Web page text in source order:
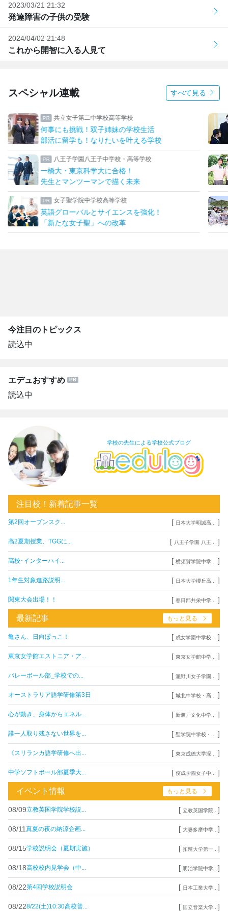
2023/03/21 21:32
発達障害の子供の受験
2024/04/02 21:48
これから開智に入る人見て
スペシャル連載 すべて見る
共立女子第二中学校高等学校
何事にも挑戦！双子姉妹の学校生活
部活に留学も！なりたいを叶える学校
八王子学園八王子中学校・高等学校
一橋大・東京科学大に合格！
先生とマンツーマンで描く未来
女子聖学院中学校高等学校
英語グローバルとサイエンスを強化！
「新たな女子聖」への改革
今注目のトピックス
読込中
エデュおすすめ
読込中
学校の先生による学校公式ブログ
注目校！新着記事一覧
第2回オープンスク... [ 日本大学明誠高... ]
高2夏期授業、TGGに... [ 八王子学園 八王... ]
高校･インターハイ... [ 横須賀学院中学... ]
1年生対象進路説明... [ 日本大学櫻丘高... ]
関東大会出場！！ [ 春日部共栄中学... ]
最新記事 もっと見る
亀さん、日向ぼっこ！ [ 成女学園中学校... ]
東京女学館エストニア・ア... [ 東京女学館中学... ]
バレーボール部_学校での... [ 瀧野川女子学園... ]
オーストラリア語学研修第3日 [ 城北中学校・高... ]
心が動き、身体からエネル... [ 新渡戸文化中学... ]
誰一人取り残さない世界を... [ 聖学院中学校・... ]
《スリランカ語学研修へ出... [ 東京成徳大学深... ]
中学ソフトボール部夏季大... [ 佼成学園女子中... ]
イベント情報 もっと見る
08/09立教英国学院学校説... [ 立教英国学院... ]
08/11 真夏の夜の納涼企画... [ 大妻多摩中学... ]
08/15学校説明会（夏期実施） [ 拓殖大学第一... ]
08/18高校校内見学会（中... [ 明治学院中学... ]
08/22第4回学校説明会 [ 日本工業大学... ]
08/228/22(土)10:30高校普... [ 国立音楽大学... ]